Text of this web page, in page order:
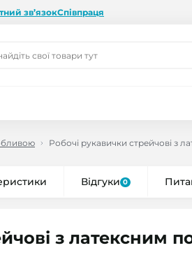
зв’язокСпівпраця
Робочі рукавички стрейчові з
Відгуки 0
з латексним